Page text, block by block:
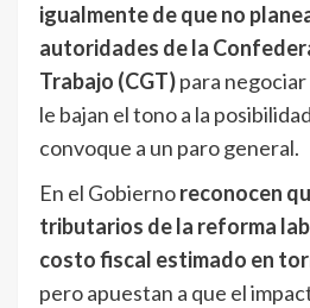
igualmente de que no
autoridades de la
Trabajo (CGT)para
le bajan el tono a la
convoque a un paro general.
En el Gobiernoreconocen
tributarios de la reforma
costo fiscal estimado en
pero apuestan a que el